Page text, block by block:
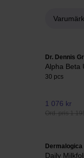
Dr. Dennis
Alpha Beta
30 pcs
1 076 kr
Ord. pris 1
Dermalogica
Daily